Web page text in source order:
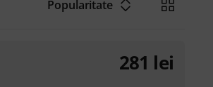
Popularitate
281 lei